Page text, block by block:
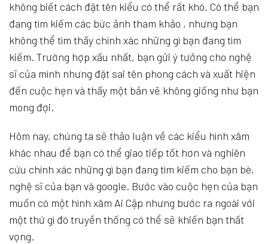
không biết cách đặt tên kiểu có thể rất khó. Có thể bạn
đang tìm kiếm các bức ảnh tham khảo , nhưng bạn
không thể tìm thấy chính xác những gì bạn đang tìm
kiếm. Trường hợp xấu nhất, bạn gửi ý tưởng cho nghệ
sĩ của mình nhưng đặt sai tên phong cách và xuất hiện
đến cuộc hẹn và thấy một bản vẽ không giống như bạn
mong đợi.
Hôm nay, chúng ta sẽ thảo luận về các kiểu hình xăm
khác nhau để bạn có thể giao tiếp tốt hơn và nghiên
cứu chính xác những gì bạn đang tìm kiếm cho bạn bè,
nghệ sĩ của bạn và google. Bước vào cuộc hẹn của bạn
muốn có một hình xăm Ai Cập nhưng bước ra ngoài với
một thứ gì đó truyền thống có thể sẽ khiến bạn thất
vọng.